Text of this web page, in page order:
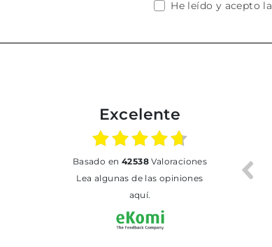
He leído y acepto la
Excelente
basado en 42538Valoraciones
Lea algunas de las opiniones
aquí.